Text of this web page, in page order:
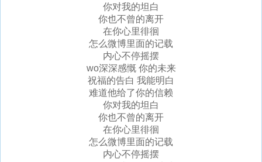
你对我的坦白
你也不曾的离开
在你心里徘徊
怎么微博里面的记载
内心不停摇摆
wo深深感慨 你的未来
祝福的告白 我能明白
难道他给了你的信赖
你对我的坦白
你也不曾的离开
在你心里徘徊
怎么微博里面的记载
内心不停摇摆